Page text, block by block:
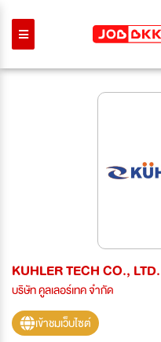
KUHLER TECH CO., LTD.
บริษัท คูลเลอร์เทค จำกัด
เข้าชมเว็บไซต์